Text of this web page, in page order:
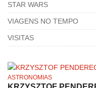
STAR WARS
VIAGENS NO TEMPO
VISITAS
ASTRONOMIAS